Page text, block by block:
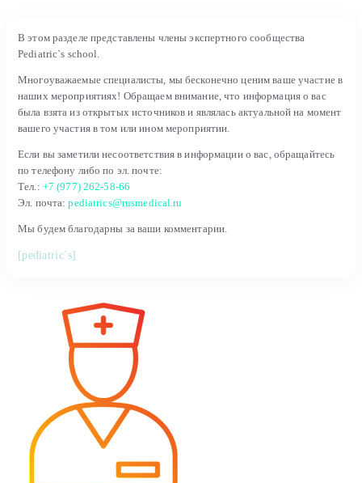
В этом разделе представлены члены экспертного сообщества
Pediatric`s school.
Многоуважаемые специалисты, мы бесконечно ценим ваше участие в
наших мероприятиях! Обращаем внимание, что информация о вас
была взята из открытых источников и являлась актуальной на момент
вашего участия в том или ином мероприятии.
Если вы заметили несоответствия в информации о вас, обращайтесь
по телефону либо по эл. почте:
Тел.: +7 (977) 262-58-66
Эл. почта:pediatrics@rusmedical.ru
Мы будем благодарны за ваши комментарии.
[pediatric`s]